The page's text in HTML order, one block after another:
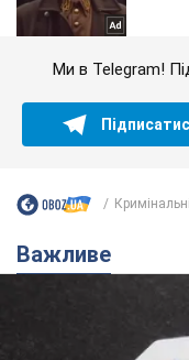
Ми в Telegram!
Важливе